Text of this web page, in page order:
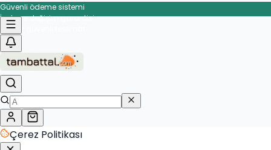
Güvenli ödeme sistemi
İade ve değişim garantisi
Hızlı ve güvenli teslimat
Çerez Politikası